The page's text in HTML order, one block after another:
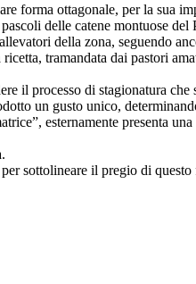
forma ottagonale, per la sua
delle catene montuose
della zona, seguendo
tramandata dai pastori
il processo di stagionatura
un gusto unico,
esternamente presenta
sottolineare il pregio di